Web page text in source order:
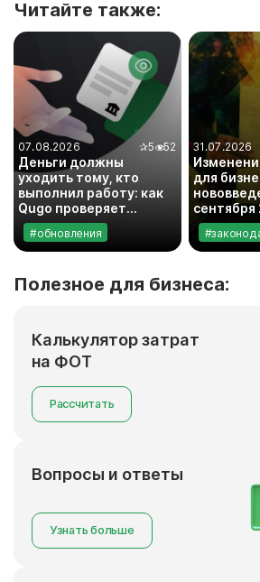
Читайте также:
07.08.2026 ✰5 52
Деньги должны
уходить тому, кто
выполнил работу: как
Qugo проверяет
банковские реквизиты
исполнителей
#обновления
31.07.2026
для
сентября
Полезное для бизнеса:
Калькулятор затрат
на ФОТ
Рассчитать
Вопросы и ответы
Узнать больше